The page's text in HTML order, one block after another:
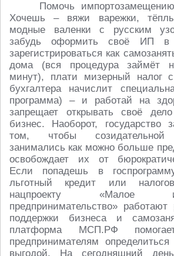
Помочь
Хочешь – вяжи варежки,
модные валенки с русским
забудь оформить своё ИП в
зарегистрироваться как
дома (вся процедура займёт
минут), плати мизерный налог
бухгалтера начислит
программа) – и работай на
запрещает открывать своё
бизнес. Наоборот, государство
том, чтобы созидательной
занимались как можно больше
освобождает их от
Если попадешь в
льготный кредит или
нацпроекту «Малое
предпринимательство»
поддержки бизнеса и
платформа МСП.РФ
предпринимателям
выгодой. На сегодняшний